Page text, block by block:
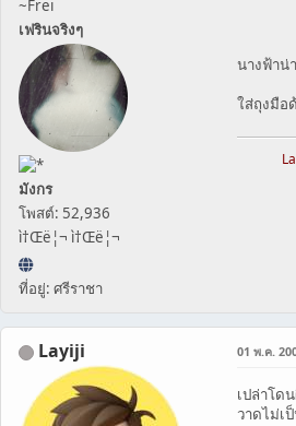
~Frei
เฟรินจริงๆ
มังกร
โพสต์: 52,936
ì†Œë¦¬ ì†Œë¦¬
ที่อยู่: ศรีราชา
นางฟ้าน่
ใส่ถุงมือ
Layiji 01 พ.ค.
เปล่าโด
วาดไม่เ